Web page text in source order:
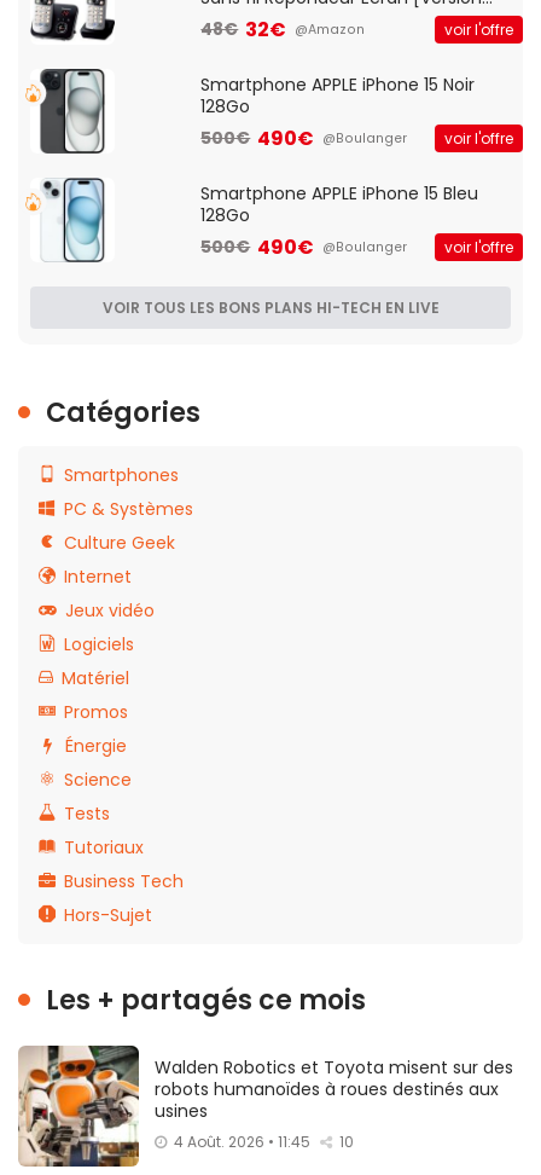
Française]
48€ 32€ @Amazon voir l'offre
Smartphone APPLE iPhone 15 Noir
128Go
500€ 490€ @Boulanger voir l'offre
Smartphone APPLE iPhone 15 Bleu
128Go
500€ 490€ @Boulanger voir l'offre
VOIR TOUS LES BONS PLANS HI-TECH EN LIVE
Catégories
Smartphones
PC & Systèmes
Culture Geek
Internet
Jeux vidéo
Logiciels
Matériel
Promos
Énergie
Science
Tests
Tutoriaux
Business Tech
Hors-Sujet
Les + partagés ce mois
Walden Robotics et Toyota misent sur des
robots humanoïdes à roues destinés aux
usines
4 Août. 2026 • 11:45 10